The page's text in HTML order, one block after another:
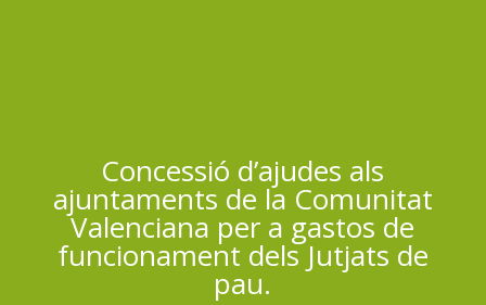
Concessió d’ajudes als
ajuntaments de la Comunitat
Valenciana per a gastos de
funcionament dels Jutjats de
pau.